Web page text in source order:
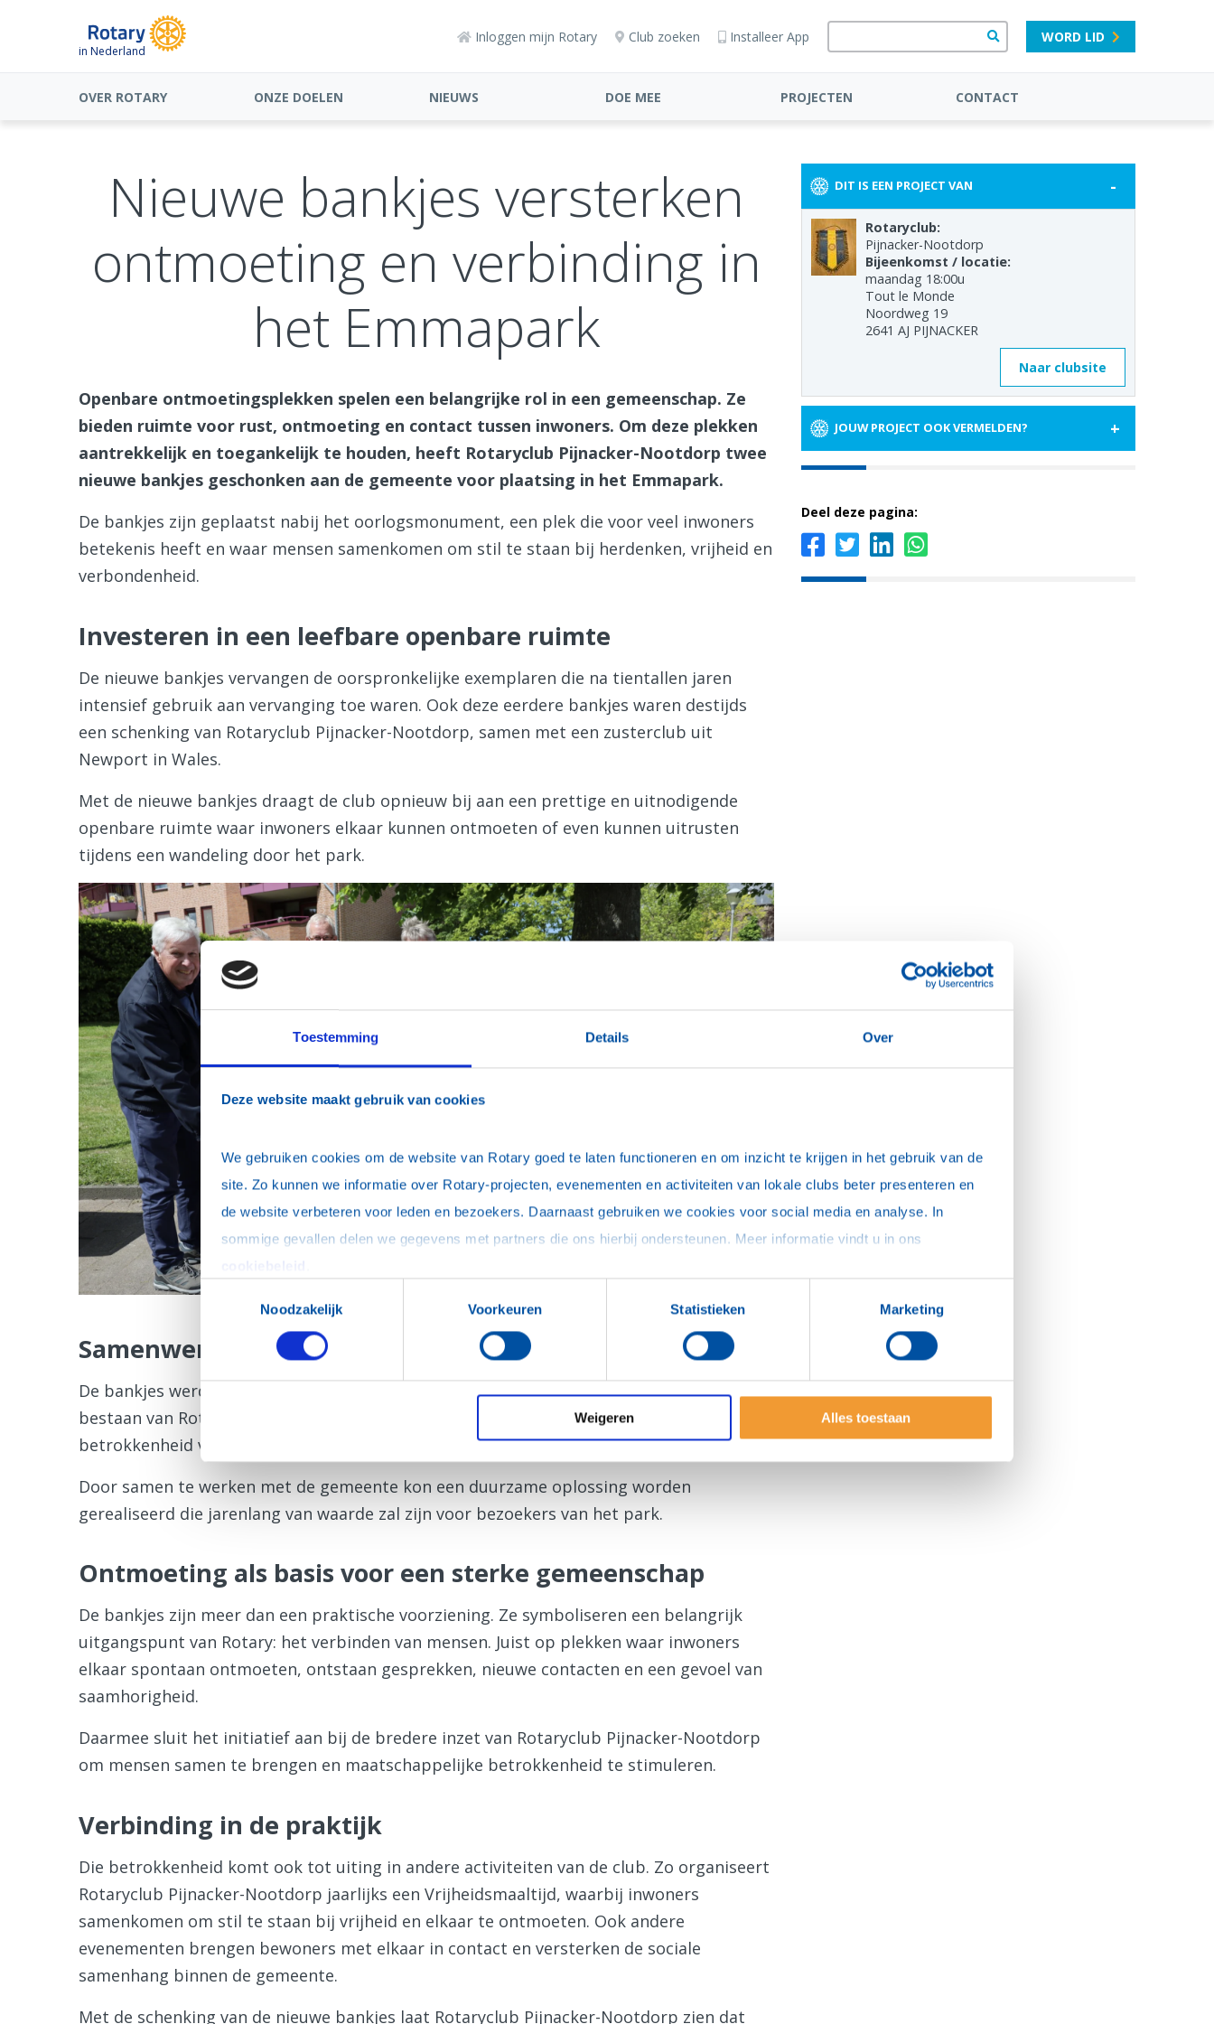
Toestemming Details Over
Deze website maakt gebruik van cookies
We gebruiken cookies om de website van Rotary goed te laten functioneren en om inzicht te krijgen in het gebruik van de
site. Zo kunnen we informatie over Rotary-projecten, evenementen en activiteiten van lokale clubs beter presenteren en
de website verbeteren voor leden en bezoekers. Daarnaast gebruiken we cookies voor social media en analyse. In
Toestemmingsselectie
Noodzakelijk
Voorkeuren Statistieken Marketing
Weigeren Alles toestaan
in Nederland
Inloggen mijn Rotary Club zoeken Installeer App WORD LID
OVER ROTARY ONZE DOELEN NIEUWS DOE MEE PROJECTEN CONTACT
Nieuwe bankjes versterken
ontmoeting en verbinding in
het Emmapark
Openbare ontmoetingsplekken spelen een belangrijke rol in een gemeenschap. Ze
bieden ruimte voor rust, ontmoeting en contact tussen inwoners. Om deze plekken
aantrekkelijk en toegankelijk te houden, heeft Rotaryclub Pijnacker-Nootdorp twee
nieuwe bankjes geschonken aan de gemeente voor plaatsing in het Emmapark.
De bankjes zijn geplaatst nabij het oorlogsmonument, een plek die voor veel inwoners
betekenis heeft en waar mensen samenkomen om stil te staan bij herdenken, vrijheid en
verbondenheid.
Investeren in een leefbare openbare ruimte
De nieuwe bankjes vervangen de oorspronkelijke exemplaren die na tientallen jaren
intensief gebruik aan vervanging toe waren. Ook deze eerdere bankjes waren destijds
een schenking van Rotaryclub Pijnacker-Nootdorp, samen met een zusterclub uit
Newport in Wales.
Met de nieuwe bankjes draagt de club opnieuw bij aan een prettige en uitnodigende
openbare ruimte waar inwoners elkaar kunnen ontmoeten of even kunnen uitrusten
tijdens een wandeling door het park.
Samenwerking met de gemeente
De bankjes werden aangeboden aan de gemeente ter gelegenheid van het vijftigjarig
bestaan van Rotaryclub Pijnacker-Nootdorp. De schenking onderstreept de langdurige
betrokkenheid van de club bij de lokale gemeenschap.
Door samen te werken met de gemeente kon een duurzame oplossing worden
gerealiseerd die jarenlang van waarde zal zijn voor bezoekers van het park.
Ontmoeting als basis voor een sterke gemeenschap
De bankjes zijn meer dan een praktische voorziening. Ze symboliseren een belangrijk
uitgangspunt van Rotary: het verbinden van mensen. Juist op plekken waar inwoners
elkaar spontaan ontmoeten, ontstaan gesprekken, nieuwe contacten en een gevoel van
saamhorigheid.
Daarmee sluit het initiatief aan bij de bredere inzet van Rotaryclub Pijnacker-Nootdorp
om mensen samen te brengen en maatschappelijke betrokkenheid te stimuleren.
Verbinding in de praktijk
Die betrokkenheid komt ook tot uiting in andere activiteiten van de club. Zo organiseert
Rotaryclub Pijnacker-Nootdorp jaarlijks een Vrijheidsmaaltijd, waarbij inwoners
samenkomen om stil te staan bij vrijheid en elkaar te ontmoeten. Ook andere
evenementen brengen bewoners met elkaar in contact en versterken de sociale
samenhang binnen de gemeente.
Met de schenking van de nieuwe bankjes laat Rotaryclub Pijnacker-Nootdorp zien dat
DIT IS EEN PROJECT VAN -
Rotaryclub:
Pijnacker-Nootdorp
Bijeenkomst / locatie:
maandag 18:00u
Tout le Monde
Noordweg 19
2641 AJ PIJNACKER
Naar clubsite
JOUW PROJECT OOK VERMELDEN? +
Deel deze pagina: